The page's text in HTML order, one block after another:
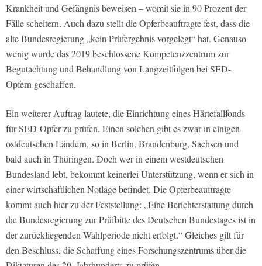
Krankheit und Gefängnis beweisen – womit sie in 90 Prozent der
Fälle scheitern. Auch dazu stellt die Opferbeauftragte fest, dass die
alte Bundesregierung „kein Prüfergebnis vorgelegt“ hat. Genauso
wenig wurde das 2019 beschlossene Kompetenzzentrum zur
Begutachtung und Behandlung von Langzeitfolgen bei SED-
Opfern geschaffen.
Ein weiterer Auftrag lautete, die Einrichtung eines Härtefallfonds
für SED-Opfer zu prüfen. Einen solchen gibt es zwar in einigen
ostdeutschen Ländern, so in Berlin, Brandenburg, Sachsen und
bald auch in Thüringen. Doch wer in einem westdeutschen
Bundesland lebt, bekommt keinerlei Unterstützung, wenn er sich in
einer wirtschaftlichen Notlage befindet. Die Opferbeauftragte
kommt auch hier zu der Feststellung: „Eine Berichterstattung durch
die Bundesregierung zur Prüfbitte des Deutschen Bundestages ist in
der zurückliegenden Wahlperiode nicht erfolgt.“ Gleiches gilt für
den Beschluss, die Schaffung eines Forschungszentrums über die